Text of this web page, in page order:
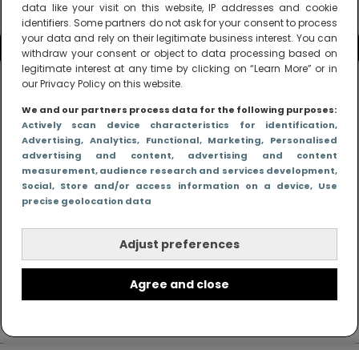
data like your visit on this website, IP addresses and cookie
identifiers. Some partners do not ask for your consent to process
your data and rely on their legitimate business interest. You can
withdraw your consent or object to data processing based on
legitimate interest at any time by clicking on “Learn More” or in
our Privacy Policy on this website.
We and our partners process data for the following purposes:
Actively scan device characteristics for identification,
Advertising, Analytics, Functional, Marketing, Personalised
advertising and content, advertising and content
measurement, audience research and services development,
Social, Store and/or access information on a device, Use
precise geolocation data
Adjust preferences
Agree and close